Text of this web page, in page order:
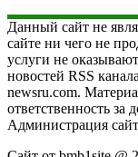
Данный сайт не
сайте ни чего не
услуги не
новостей RSS
newsru.com.
ответственность за
Администрация